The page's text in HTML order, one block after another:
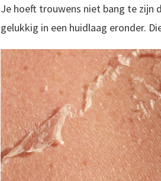
Je hoeft trouwens niet bang te
gelukkig in een huidlaag eronder.